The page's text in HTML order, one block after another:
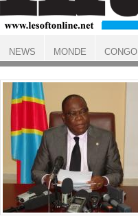
ACCUEIL
NEWS MONDE CONGO